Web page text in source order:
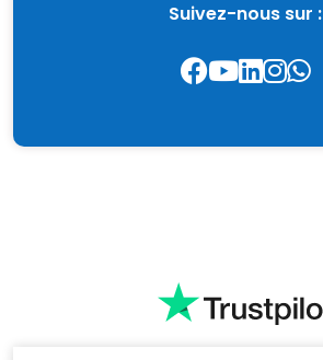
Suivez-nous sur :